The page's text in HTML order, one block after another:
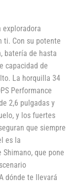
exploradora
ti. Con su potente
batería de hasta
capacidad de
La horquilla 34
Performance
2,6 pulgadas y
y los fuertes
que siempre
es la
que pone
dónde te llevará